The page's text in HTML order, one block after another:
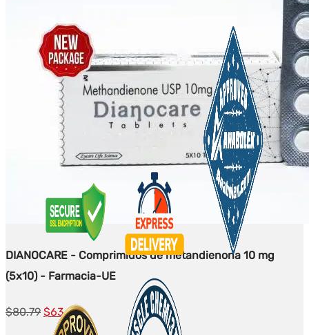
DIANOCARE - Comprimidos de metandienona 10 mg
(5x10) - Farmacia-UE
$80.79 El
precio
$63.48El
precio